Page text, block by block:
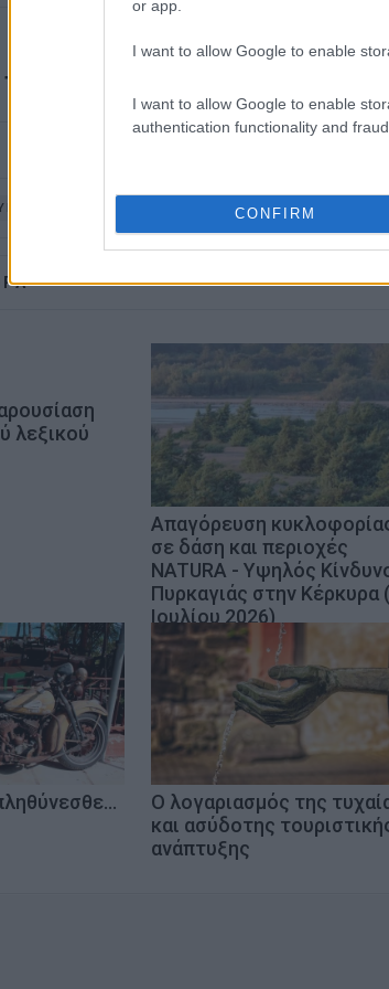
or app.
I want to allow Google to enable
I want to allow Google to enable
authentication functionality and
CONFIRM
enimerosi στο
λεξικού
Απαγόρευση
σε δάση και περιοχές
NATURA - Υψηλός
Πυρκαγιάς στην Κέρκυρα
Ιουλίου 2026)
Ο λογαριασμός της
και ασύδοτης
ανάπτυξης